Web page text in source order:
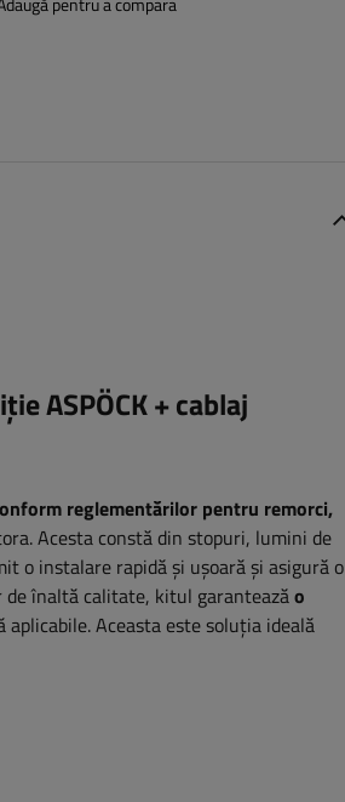
ASPÖCK + cablaj
reglementărilor pentru remorci,
Acesta constă din stopuri, lumini de
o instalare rapidă și ușoară și asigură o
înaltă calitate, kitul garanteazăo
Aceasta este soluția ideală